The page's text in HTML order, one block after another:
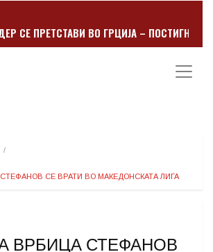
СЕ ПРЕТСТАВИ ВО ГРЦИЈА – ПОСТИГНА
СЕ ВРАТИ ВО МАКЕДОНСКАТА ЛИГА
ВРБИЦА СТЕФАНОВ